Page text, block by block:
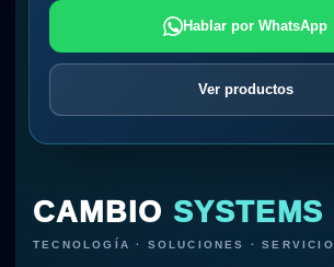
Hablar por WhatsApp
Ver productos
CAMBIO SYSTEMS
TECNOLOGÍA · SOLUCIONES · SERVICIO